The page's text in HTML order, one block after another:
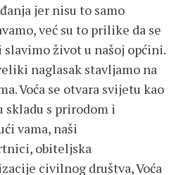
jer nisu to samo
već su to prilike da se
život u našoj općini.
naglasak stavljamo na
Voća se otvara svijetu kao
skladu s prirodom i
vama, naši
obiteljska
civilnog društva, Voća